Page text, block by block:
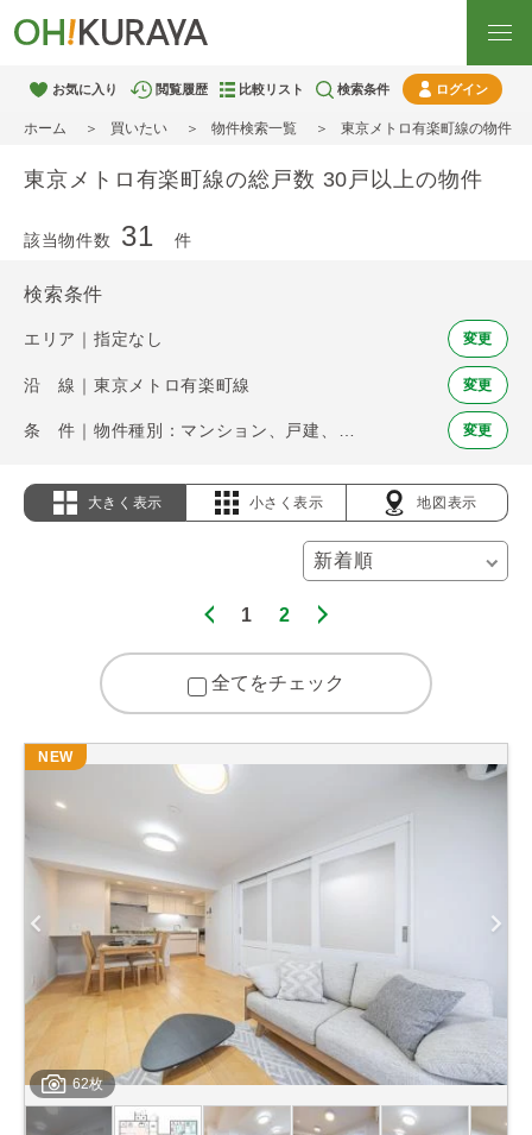
お気に入り 閲覧履歴 比較リスト 検索条件 ログイン
ホーム 買いたい 物件検索一覧 東京メトロ有楽町線の物件
東京メトロ有楽町線の総戸数 30戸以上の物件
該当物件数 31 件
検索条件
エリア｜指定なし 変更
沿 線｜東京メトロ有楽町線 変更
変更
大きく表示 小さく表示 地図表示
1 2
全てをチェック
62枚
NEW